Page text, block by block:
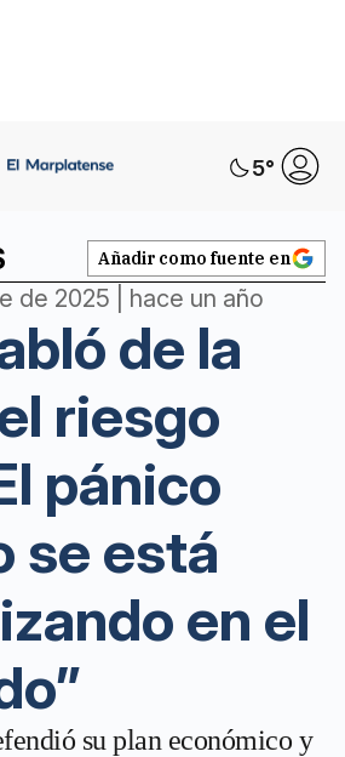
5°
Añadir como fuente en
de 2025 | hace un año
de la
riesgo
pánico
se está
en el
su plan económico y